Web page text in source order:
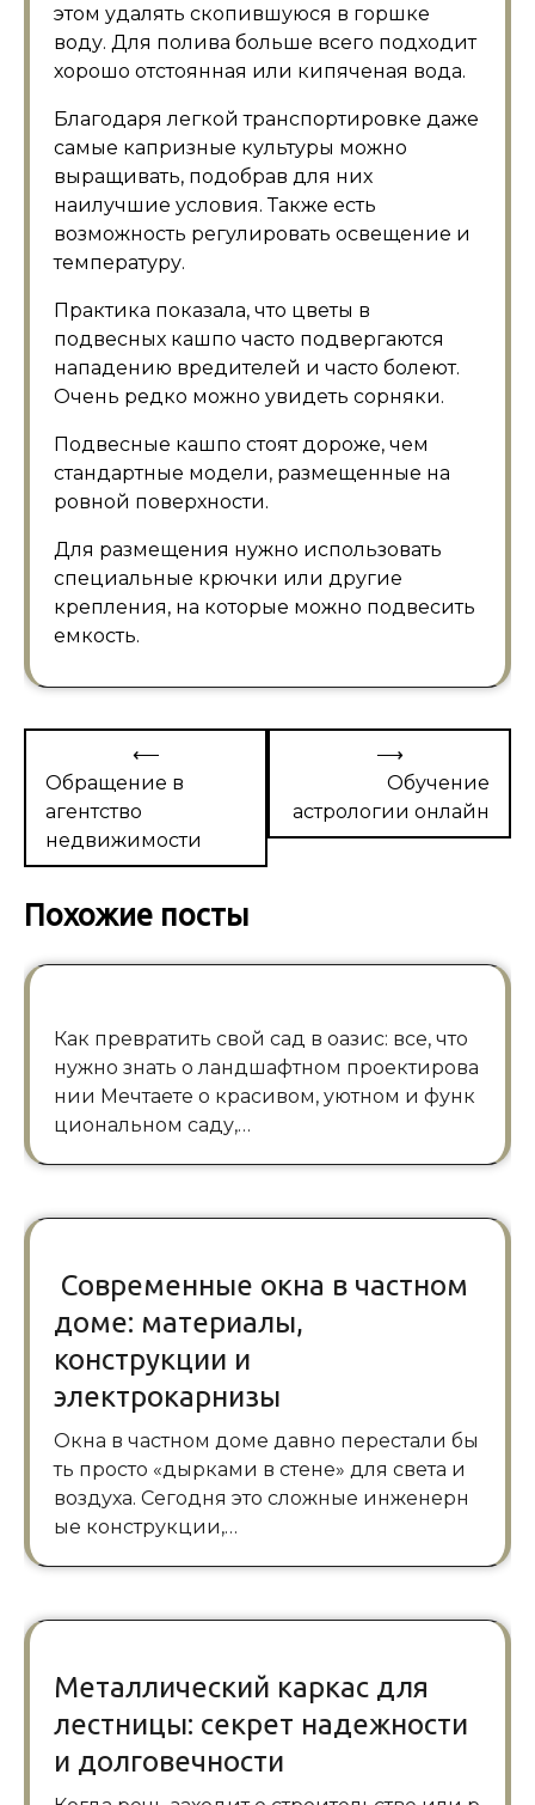
этом удалять скопившуюся в горшке
воду. Для полива больше всего подходит
хорошо отстоянная или кипяченая вода.
Благодаря легкой транспортировке даже
самые капризные культуры можно
выращивать, подобрав для них
наилучшие условия. Также есть
возможность регулировать освещение и
температуру.
Практика показала, что цветы в
подвесных кашпо часто подвергаются
нападению вредителей и часто болеют.
Очень редко можно увидеть сорняки.
Подвесные кашпо стоят дороже, чем
стандартные модели, размещенные на
ровной поверхности.
Для размещения нужно использовать
специальные крючки или другие
крепления, на которые можно подвесить
емкость.
Навигация
по
записям
⟵
Обращение в
агентство
недвижимости
Обучение
астрологии онлайн
⟶
Похожие посты
Как превратить свой сад в оазис: все, что
нужно знать о ландшафтном проектирова
нии Мечтаете о красивом, уютном и функ
циональном саду,…
Современные окна в частном
доме: материалы,
конструкции и
электрокарнизы
Окна в частном доме давно перестали бы
ть просто «дырками в стене» для света и
воздуха. Сегодня это сложные инженерн
ые конструкции,…
Металлический каркас для
лестницы: секрет надежности
и долговечности